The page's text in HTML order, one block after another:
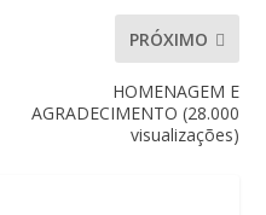
PRÓXIMO
HOMENAGEM E
AGRADECIMENTO (28.000
visualizações)